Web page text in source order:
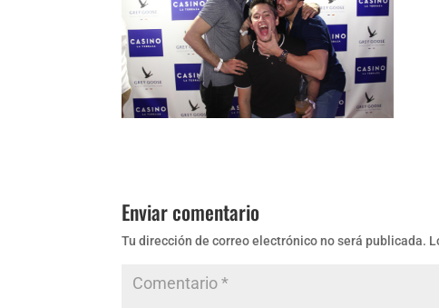
Enviar comentario
Tu dirección de correo electrónico no será publicada.